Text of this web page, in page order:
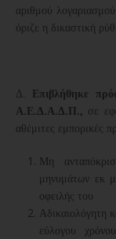
αριθμού
όριζε η δικαστική
Δ. Επιβλήθηκε
A.E.Δ.Α.Δ.Π., σε
αθέμιτες εμπορικές
Μη
μηνυμάτων εκ
οφειλής του
Αδικαιολόγητη
εύλογου